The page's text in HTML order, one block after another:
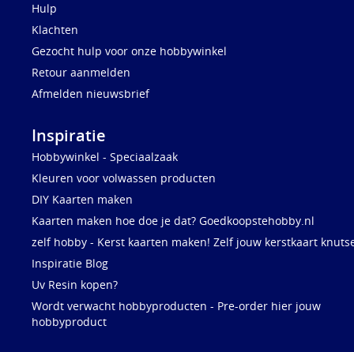
Hulp
Klachten
Gezocht hulp voor onze hobbywinkel
Retour aanmelden
Afmelden nieuwsbrief
Inspiratie
Hobbywinkel - Speciaalzaak
Kleuren voor volwassen producten
DIY Kaarten maken
Kaarten maken hoe doe je dat? Goedkoopstehobby.nl
zelf hobby - Kerst kaarten maken! Zelf jouw kerstkaart
Inspiratie Blog
Uv Resin kopen?
Wordt verwacht hobbyproducten - Pre-order hier jouw
hobbyproduct